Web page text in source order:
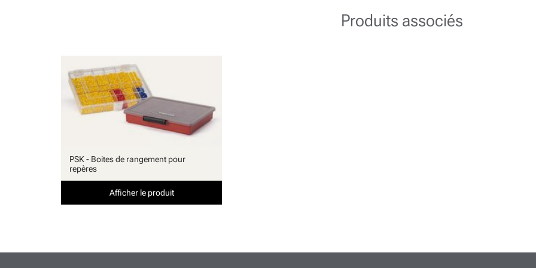
Produits associés
PSK - Boites de rangement pour
repères
Afficher le produit